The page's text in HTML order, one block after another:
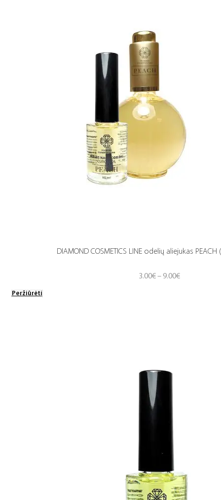
DIAMOND COSMETICS LINE odelių aliejukas
3.00€ – 9.00€Price
Peržiūrėti